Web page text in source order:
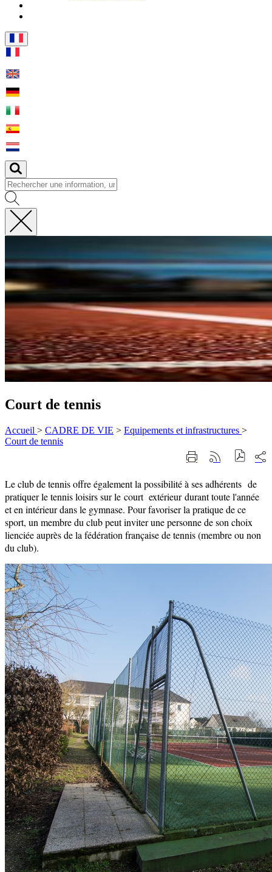
Fermer
Court de tennis
Accueil > CADRE DE VIE > Equipements et infrastructures >
Court de tennis
ImprimerGénérer
RSS
sur
Le club de tennis offre également la possibilité à ses adhérents de
pratiquer le tennis loisirs sur le court extérieur durant toute l'année
et en intérieur dans le gymnase. Pour favoriser la pratique de ce
sport, un membre du club peut inviter une personne de son choix
lienciée auprès de la fédération française de tennis (membre ou non
du club).